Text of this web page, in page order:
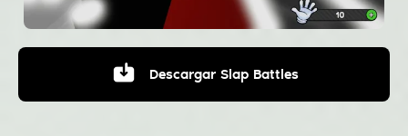
Descargar Slap Battles